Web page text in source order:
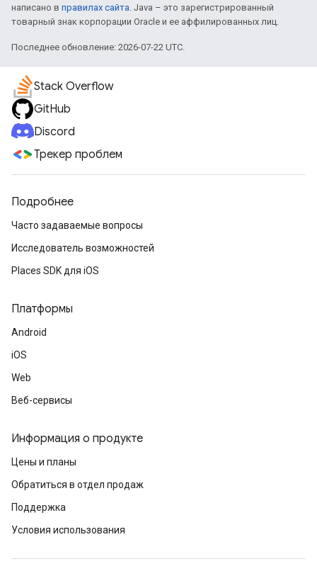
написано в правилах сайта. Java – это зарегистрированный
товарный знак корпорации Oracle и ее аффилированных лиц.
Последнее обновление: 2026-07-22 UTC.
Stack Overflow
GitHub
Discord
Трекер проблем
Подробнее
Часто задаваемые вопросы
Исследователь возможностей
Places SDK для iOS
Платформы
Android
iOS
Web
Веб-сервисы
Информация о продукте
Цены и планы
Обратиться в отдел продаж
Поддержка
Условия использования